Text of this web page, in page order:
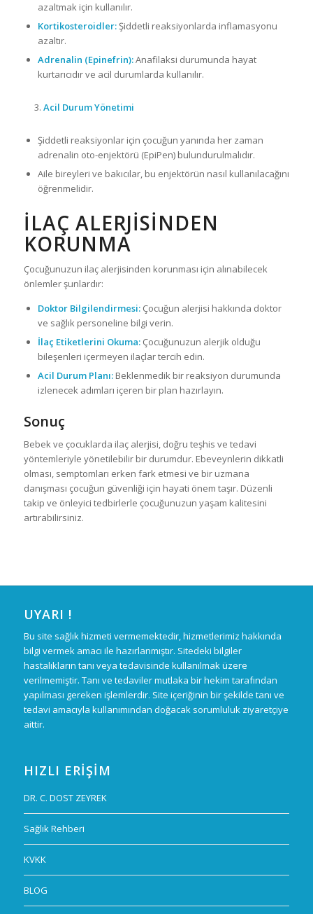
azaltmak için kullanılır.
Kortikosteroidler:Şiddetli reaksiyonlarda inflamasyonu
azaltır.
Adrenalin (Epinefrin):Anafilaksi durumunda hayat
kurtarıcıdır ve acil durumlarda kullanılır.
Acil Durum Yönetimi
Şiddetli reaksiyonlar için çocuğun yanında her zaman
adrenalin oto-enjektörü (EpiPen) bulundurulmalıdır.
Aile bireyleri ve bakıcılar, bu enjektörün nasıl kullanılacağını
öğrenmelidir.
İLAÇ ALERJISINDEN
KORUNMA
Çocuğunuzun ilaç alerjisinden korunması için alınabilecek
önlemler şunlardır:
Doktor Bilgilendirmesi:Çocuğun alerjisi hakkında doktor
ve sağlık personeline bilgi verin.
İlaç Etiketlerini Okuma:Çocuğunuzun alerjik olduğu
bileşenleri içermeyen ilaçlar tercih edin.
Acil Durum Planı:Beklenmedik bir reaksiyon durumunda
izlenecek adımları içeren bir plan hazırlayın.
Sonuç
Bebek ve çocuklarda ilaç alerjisi, doğru teşhis ve tedavi
yöntemleriyle yönetilebilir bir durumdur. Ebeveynlerin dikkatli
olması, semptomları erken fark etmesi ve bir uzmana
danışması çocuğun güvenliği için hayati önem taşır. Düzenli
takip ve önleyici tedbirlerle çocuğunuzun yaşam kalitesini
artırabilirsiniz.
UYARI !
Bu site sağlık hizmeti vermemektedir, hizmetlerimiz hakkında
bilgi vermek amacı ile hazırlanmıştır. Sitedeki bilgiler
hastalıkların tanı veya tedavisinde kullanılmak üzere
verilmemiştir. Tanı ve tedaviler mutlaka bir hekim tarafından
yapılması gereken işlemlerdir. Site içeriğinin bir şekilde tanı ve
tedavi amacıyla kullanımından doğacak sorumluluk ziyaretçiye
aittir.
HIZLI ERIŞIM
DR. C. DOST ZEYREK
Sağlık Rehberi
KVKK
BLOG